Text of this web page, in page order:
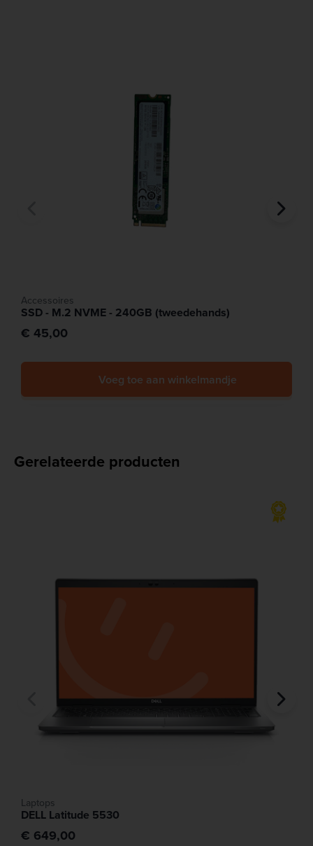
Accessoires
SSD - M.2 NVME - 240GB (tweedehands)
€ 45,00
Voeg toe aan winkelmandje
Gerelateerde producten
Laptops
DELL Latitude 5530
€ 649,00